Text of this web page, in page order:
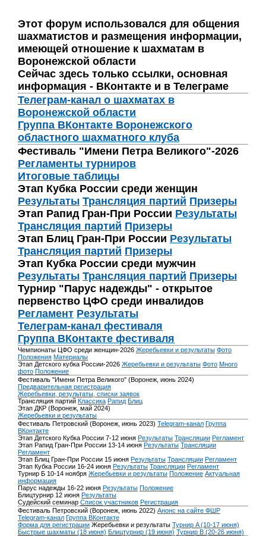
Этот форум использовался для общения
шахматистов и размещения информации,
имеющей отношение к шахматам в
Воронежской области
Сейчас здесь только ссылки, основная
информация - ВКонтакте и в Телеграме
Телеграм-канал о шахматах в
Воронежской области
Группа ВКонтакте Воронежского
областного шахматного клуба
Фестиваль "Имени Петра Великого"-2026
Регламенты турниров
Итоговые таблицы
Этап Кубка России среди женщин
Результаты Трансляция партий Призеры
Этап Рапид Гран-При России Результаты
Трансляция партий Призеры
Этап Блиц Гран-При России Результаты
Трансляция партий Призеры
Этап Кубка России среди мужчин
Результаты Трансляция партий Призеры
Турнир "Парус надежды" - открытое
первенство ЦФО среди инвалидов
Регламент Результаты
Телеграм-канал фестиваля
Группа ВКонтакте фестиваля
Чемпионаты ЦФО среди женщин-2026 Жеребьевки и результаты Фото
Положения Материалы
Этап Детского кубка России-2026 Жеребьевки и результаты Фото Много
фото Положение
Фестиваль "Имени Петра Великого" (Воронеж, июнь 2024)
Предварительная регистрация
Жеребьевки, результаты, списки заявок
Трансляция партий Классика Рапид Блиц
Этап ДКР (Воронеж, май 2024)
Жеребьевки и результаты
Фестиваль Петровский (Воронеж, июнь 2023) Telegram-канал Группа
ВКонтакте
Этап Детского Кубка России 7-12 июня Результаты Трансляции Регламент
Этап Рапид Гран-При России 13-14 июня Результаты Трансляции
Регламент
Этап Блиц Гран-При России 15 июня Результаты Трансляции Регламент
Этап Кубка России 16-24 июня Результаты Трансляции Регламент
Турнир Б 10-14 ноября Жеребьевки и результаты Положение Актуальная
информация
Парус надежды 16-22 июня Результаты Положение
Блицтурнир 12 июня Результаты
Судейский семинар Список участников Регистрация
Фестиваль Петровский (Воронеж, июнь 2022) Анонс на сайте ФШР
Telegram-канал Группа ВКонтакте
Форма для регистрации Жеребьевки и результаты Турнир A (10-17 июня)
Быстрые шахматы (18 июня) Блицтурнир (19 июня) Турнир B (20-26 июня)